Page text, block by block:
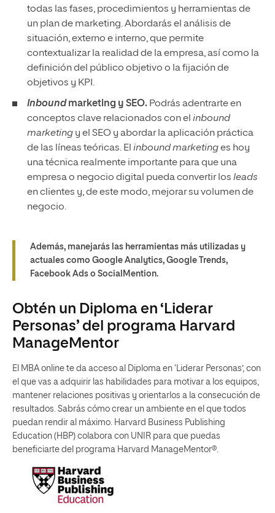
todas las fases, procedimientos y herramientas de
un plan de marketing. Abordarás el análisis de
situación, externo e interno, que permite
contextualizar la realidad de la empresa, así como la
definición del público objetivo o la fijación de
objetivos y KPI.
Inboundmarketing y SEO. Podrás adentrarte en
conceptos clave relacionados con el inbound
marketing y el SEO y abordar la aplicación práctica
de las líneas teóricas. El inbound marketinges hoy
una técnica realmente importante para que una
empresa o negocio digital pueda convertir los leads
en clientes y, de este modo, mejorar su volumen de
negocio.
Además, manejarás las herramientas más utilizadas y
actuales como Google Analytics, Google Trends,
Facebook Ads o SocialMention.
Obtén un Diploma en ‘Liderar
Personas’ del programa Harvard
ManageMentor
El MBA online te da acceso al Diploma en ‘Liderar Personas’, con
el que vas a adquirir las habilidades para motivar a los equipos,
mantener relaciones positivas y orientarlos a la consecución de
resultados. Sabrás cómo crear un ambiente en el que todos
puedan rendir al máximo. Harvard Business Publishing
Education (HBP) colabora con UNIR para que puedas
beneficiarte del programa Harvard ManageMentor®.